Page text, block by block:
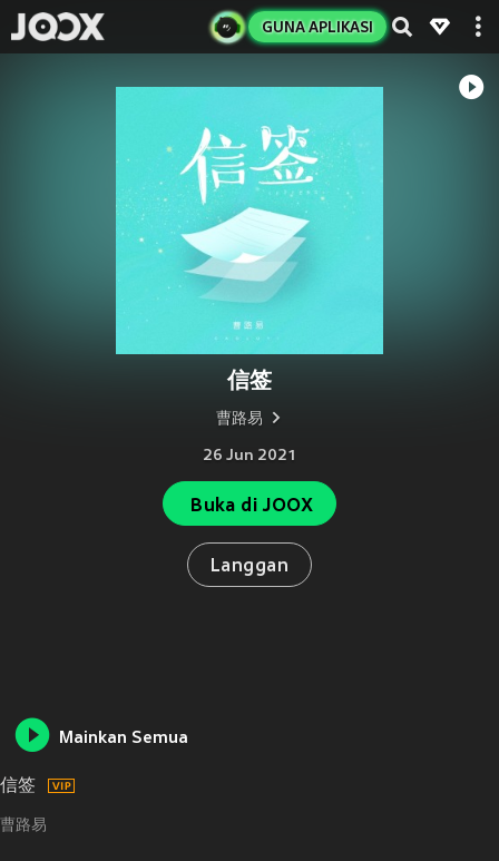
GUNA APLIKASI
信签
曹路易
26 Jun 2021
Buka di JOOX
Langgan
Mainkan Semua
信签
曹路易